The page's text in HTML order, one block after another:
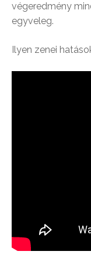
végeredmény
egyveleg.
Ilyen zenei